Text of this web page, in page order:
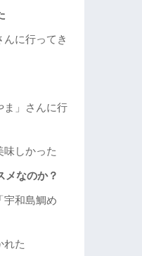
に行ってき
ま」さんに行
味しかった
メなのか？
宇和島鯛め
れた